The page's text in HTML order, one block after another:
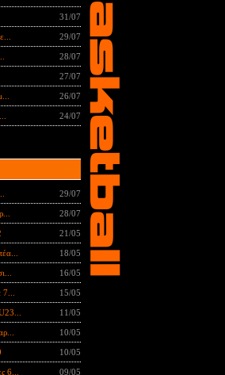
31/07
29/07
28/07
27/07
26/07
24/07
29/07
28/07
21/05
18/05
16/05
15/05
11/05
10/05
10/05
6... 09/05